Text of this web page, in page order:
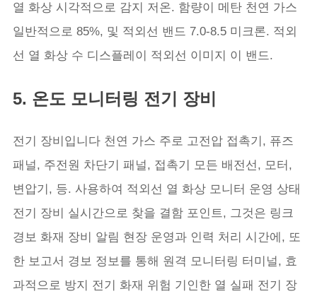
열 화상 시각적으로 감지 저온. 함량이 메탄 천연 가스
일반적으로 85%, 및 적외선 밴드 7.0-8.5 미크론. 적외
선 열 화상 수 디스플레이 적외선 이미지 이 밴드.
5. 온도 모니터링 전기 장비
전기 장비입니다 천연 가스 주로 고전압 접촉기, 퓨즈
패널, 주전원 차단기 패널, 접촉기 모든 배전선, 모터,
변압기, 등. 사용하여 적외선 열 화상 모니터 운영 상태
전기 장비 실시간으로 찾을 결함 포인트, 그것은 링크
경보 화재 장비 알림 현장 운영과 인력 처리 시간에, 또
한 보고서 경보 정보를 통해 원격 모니터링 터미널, 효
과적으로 방지 전기 화재 위험 기인한 열 실패 전기 장